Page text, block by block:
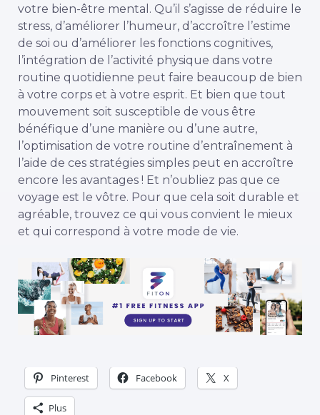
votre bien-être mental. Qu’il s’agisse de réduire le
stress, d’améliorer l’humeur, d’accroître l’estime
de soi ou d’améliorer les fonctions cognitives,
l’intégration de l’activité physique dans votre
routine quotidienne peut faire beaucoup de bien
à votre corps et à votre esprit. Et bien que tout
mouvement soit susceptible de vous être
bénéfique d’une manière ou d’une autre,
l’optimisation de votre routine d’entraînement à
l’aide de ces stratégies simples peut en accroître
encore les avantages ! Et n’oubliez pas que ce
voyage est le vôtre. Pour que cela soit durable et
agréable, trouvez ce qui vous convient le mieux
et qui correspond à votre mode de vie.
Pinterest Facebook X
Plus